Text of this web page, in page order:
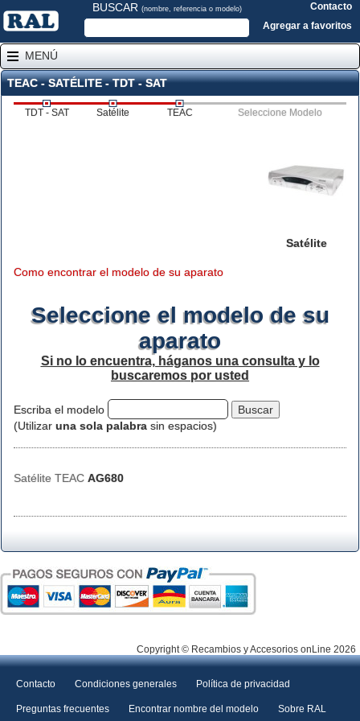
BUSCAR (nombre, referencia o modelo)
Contacto
Agregar a favoritos
MENÚ
TEAC - SATÉLITE - TDT - SAT
TDT - SAT Satélite TEAC Seleccione Modelo
Satélite
Como encontrar el modelo de su aparato
Seleccione el modelo de su
aparato
Si no lo encuentra, háganos una consulta y lo
buscaremos por usted
Escriba el modelo
(Utilizar una sola palabra sin espacios)
Satélite TEAC AG680
Copyright © Recambios y Accesorios onLine 2026
Contacto Condiciones generales Política de privacidad
Preguntas frecuentes Encontrar nombre del modelo Sobre RAL